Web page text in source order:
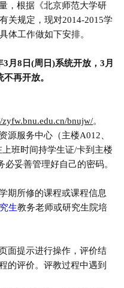
，根据《北京师范大学研
关规定，现对2014-2015学
体工作做如下安排。
3 月8 日(周日)系统开放，3 月
再开放。
zyfw.bnu.edu.cn/bnujw/。
源服务中心（主楼A012
班时间持学生证/卡到主楼
妥善管理好自己的密码。
期所修的课程或课程信息
生教务老师或研究生院培
面提示进行操作，评价结
的评价。评教过程中遇到